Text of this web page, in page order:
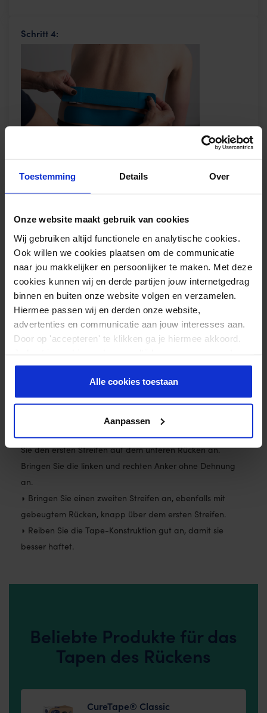
Toestemming Details Over
Onze website maakt gebruik van cookies
Wij gebruiken altijd functionele en analytische cookies.
Ook willen we cookies plaatsen om de communicatie
naar jou makkelijker en persoonlijker te maken. Met deze
cookies kunnen wij en derde partijen jouw internetgedrag
binnen en buiten onze website volgen en verzamelen.
Hiermee passen wij en derden onze website,
advertenties en communicatie aan jouw interesses aan.
Door op 'accepteren' te klikken ga je hiermee akkoord.
er meer over in onsprivacy beleid.
Alle cookies toestaan
Aanpassen
Schritt 4:
◗ Setzen Sie sich auf einen Hocker oder stehen Sie mit
gebeugtem Rücken. Reißen Sie das Schutzpapier in der
Mitte durch und falten Sie die Enden nach außen.
Sie den ersten Streifen auf dem unteren Rücken an.
Bringen Sie die linken und rechten Anker ohne Dehnung
an.
◗ Bringen Sie einen zweiten Streifen an, ebenfalls mit
gebeugtem Rücken, knapp über dem ersten Streifen.
◗ Reiben Sie die Tape-Konstruktion gut an, damit sie
besser haftet.
Beliebte Produkte für das
Tapen des Rückens
CureTape® Classic